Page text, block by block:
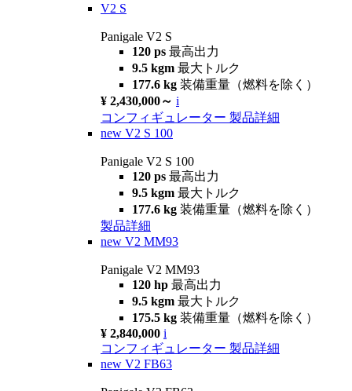
V2 S
Panigale V2 S
120 ps 最高出力
9.5 kgm 最大トルク
177.6 kg 装備重量（燃料を除く）
¥ 2,430,000～ i
コンフィギュレーター 製品詳細
new V2 S 100
Panigale V2 S 100
120 ps 最高出力
9.5 kgm 最大トルク
177.6 kg 装備重量（燃料を除く）
製品詳細
new V2 MM93
Panigale V2 MM93
120 hp 最高出力
9.5 kgm 最大トルク
175.5 kg 装備重量（燃料を除く）
¥ 2,840,000 i
コンフィギュレーター 製品詳細
new V2 FB63